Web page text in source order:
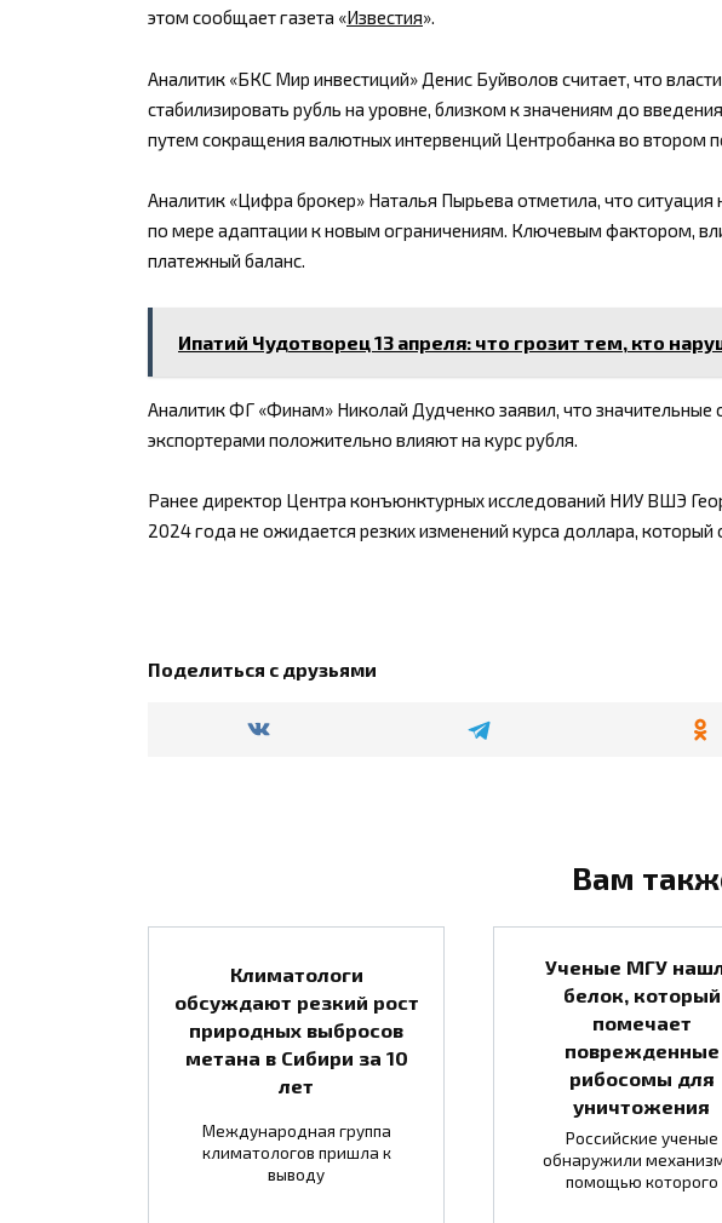
этом сообщает газета «Известия».
Аналитик «БКС Мир инвестиций» Денис Буйволов считает, что
стабилизировать рубль на уровне, близком к значениям до
путем сокращения валютных интервенций Центробанка во втором
Аналитик «Цифра брокер» Наталья Пырьева отметила, что
по мере адаптации к новым ограничениям. Ключевым фактором,
платежный баланс.
Ипатий Чудотворец 13 апреля: что грозит тем, кто
Аналитик ФГ «Финам» Николай Дудченко заявил, что
экспортерами положительно влияют на курс рубля.
Ранее директор Центра конъюнктурных исследований НИУ ВШЭ
2024 года не ожидается резких изменений курса доллара, который
Поделиться с друзьями
Вам
Климатологи
обсуждают резкий рост
природных выбросов
метана в Сибири за 10
лет
Международная группа
климатологов пришла к
выводу
Ученые МГУ
белок, который
помечает
поврежденные
рибосомы для
уничтожения
Российские ученые
обнаружили
помощью которого